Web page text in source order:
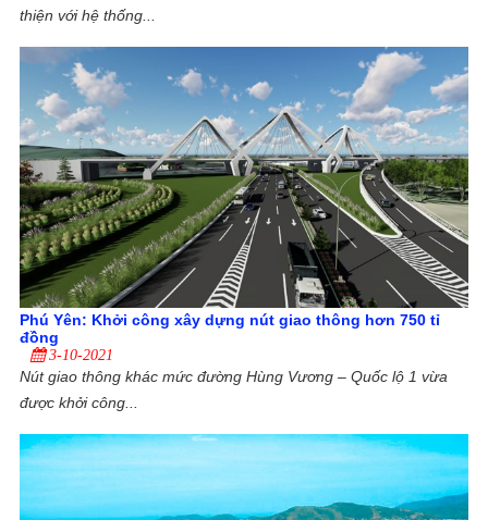
thiện với hệ thống...
Phú Yên: Khởi công xây dựng nút giao thông hơn 750 tỉ
đồng
3-10-2021
Nút giao thông khác mức đường Hùng Vương – Quốc lộ 1 vừa
được khởi công...